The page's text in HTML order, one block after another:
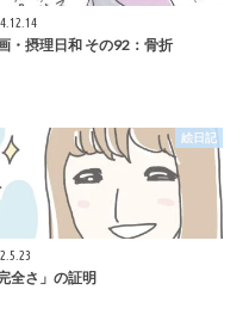
・摂理日和 その92：骨折
絵日記
完全さ」の証明